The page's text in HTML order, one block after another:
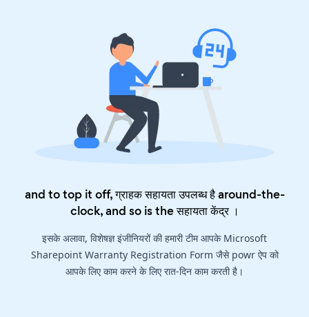
and to top it off, ग्राहक सहायता उपलब्ध है around-the-
clock, and so is theसहायता केंद्र।
इसके अलावा, विशेषज्ञ इंजीनियरों की हमारी टीम आपके Microsoft
Sharepoint Warranty Registration Form जैसे powr ऐप को
आपके लिए काम करने के लिए रात-दिन काम करती है।